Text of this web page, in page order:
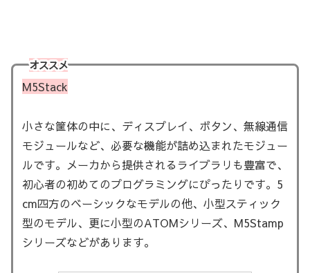
オススメ
M5Stack
小さな筐体の中に、ディスプレイ、ボタン、無線通信
モジュールなど、必要な機能が詰め込まれたモジュー
ルです。メーカから提供されるライブラリも豊富で、
初心者の初めてのプログラミングにぴったりです。5
cm四方のベーシックなモデルの他、小型スティック
型のモデル、更に小型のATOMシリーズ、M5Stamp
シリーズなどがあります。